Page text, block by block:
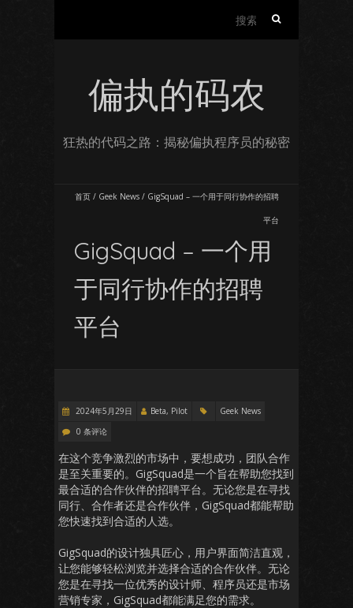
偏执的码农
狂热的代码之路：揭秘偏执程序员的秘密
首页 / Geek News / GigSquad – 一个用于同行协作的招聘
平台
GigSquad – 一个用
于同行协作的招聘
平台
2024年5月29日 Beta, Pilot
Geek News
0 条评论
在这个竞争激烈的市场中，要想成功，团队合作
是至关重要的。GigSquad是一个旨在帮助您找到
最合适的合作伙伴的招聘平台。无论您是在寻找
同行、合作者还是合作伙伴，GigSquad都能帮助
您快速找到合适的人选。
GigSquad的设计独具匠心，用户界面简洁直观，
让您能够轻松浏览并选择合适的合作伙伴。无论
您是在寻找一位优秀的设计师、程序员还是市场
营销专家，GigSquad都能满足您的需求。